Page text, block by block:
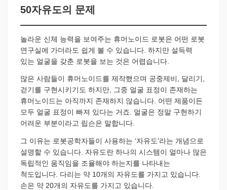
50자유도의 문제
놀라운 신체 능력을 보여주는 휴머노이드 로봇은 어떤 로봇
연구실에 가더라도 쉽게 볼 수 있습니다. 하지만 설득력
있는 얼굴을 갖춘 로봇을 보는 것은 어렵습니다.
많은 사람들이 휴머노이드를 제작했으며 공중제비, 달리기,
걷기를 구현시키기도 하지만, 그중 얼굴 표정이 존재하는
휴머노이드는 아직까지 존재하지 않습니다. 어떤 제품이든
모두 얼굴 표정이 빠져 있다는 거죠. 얼굴은 정말 구현하기
어려운 부분이라고 립슨은 말합니다.
그 이유는 로봇공학자들이 사용하는 ‘자유도’라는 개념으로
설명할 수 있습니다. 자유도란 하나의 시스템이 얼마나 많은
독립적인 움직임을 조율해야 하는지를 나타내는
척도입니다. 다리는 약 10개의 자유도를 가지고 있습니다.
손은 약 20개의 자유도를 가지고 있습니다.